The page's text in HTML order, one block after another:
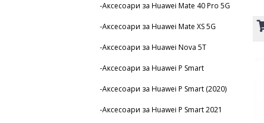
-Аксесоари за Huawei Mate 40 Pro 5G
-Аксесоари за Huawei Mate XS 5G
-Аксесоари за Huawei Nova 5T
-Аксесоари за Huawei P Smart
-Аксесоари за Huawei P Smart (2020)
-Аксесоари за Huawei P Smart 2021